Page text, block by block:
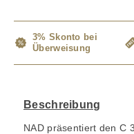
3% Skonto bei
Überweisung
Beschreibung
NAD präsentiert den C